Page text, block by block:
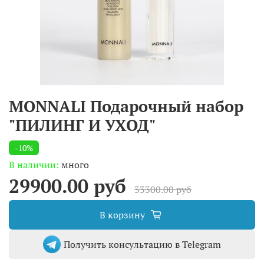
MONNALI Подарочный набор
"ПИЛИНГ И УХОД"
-10%
В наличии: много
29900.00 руб
33300.00 руб
В корзину
Получить консультацию в Telegram